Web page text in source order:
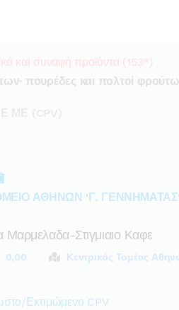
και συναφή προϊόντα (153*)
πουρέδες και πολτοί
ΑΘΗΝΩΝ 'Γ. ΓΕΝΝΗΜΑΤΑΣ'
Μαρμελαδα-Στιγμιαιο Καφε
0,00 Κεντρικός Τομέας
Εκτιμώμενο CPV